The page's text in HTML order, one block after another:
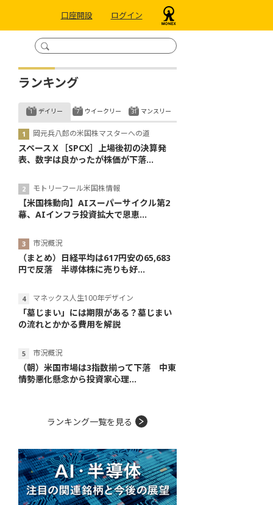
口座開設 ログイン
ランキング
デイリー
岡元兵八郎の米国株マスターへの道
スペースＸ［SPCX］上場後初の決算発
表、数字は良かったが株価が下落...
モトリーフール米国株情報
【米国株動向】AIスーパーサイクル第2
幕、AIインフラ投資拡大で恩恵...
市況概況
（まとめ）日経平均は617円安の65,683
円で反落 半導体株に売りも好...
マネックス人生100年デザイン
「墓じまい」には期限がある？墓じまい
の流れとかかる費用を解説
市況概況
（朝）米国市場は3指数揃って下落 中東
情勢悪化懸念から投資家心理...
ウイークリー マンスリー
ランキング一覧を見る